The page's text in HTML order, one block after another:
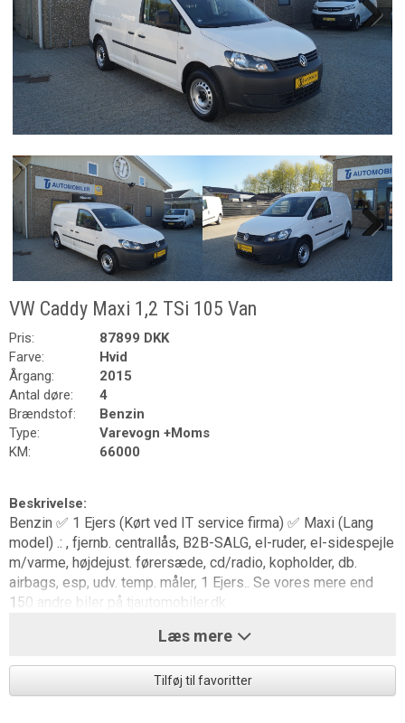
Next
VW Caddy Maxi 1,2 TSi 105 Van
Pris:
87899 DKK
Farve:
Hvid
Årgang:
2015
Antal døre:
4
Brændstof:
Benzin
Type:
Varevogn +Moms
KM:
66000
Beskrivelse:
Benzin ✅ 1 Ejers (Kørt ved IT service firma) ✅ Maxi (Lang
model) .: , fjernb. centrallås, B2B-SALG, el-ruder, el-sidespejle
m/varme, højdejust. førersæde, cd/radio, kopholder, db.
airbags, esp, udv. temp. måler, 1 Ejers.. Se vores mere end
150 andre biler på tjautomobiler.dk
Læs mere
Tilføj til favoritter